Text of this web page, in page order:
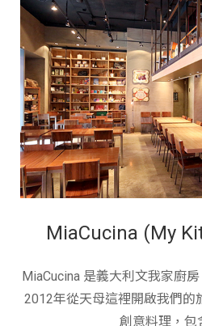
MiaCucina (My
MiaCucina 是義大利文我家廚
2012年從天母這裡開啟我們的
創意料理，包